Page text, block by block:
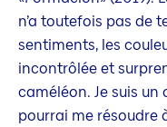
n’a toutefois pas de
sentiments, les
incontrôlée et
caméléon. Je suis
pourrai me résoudre